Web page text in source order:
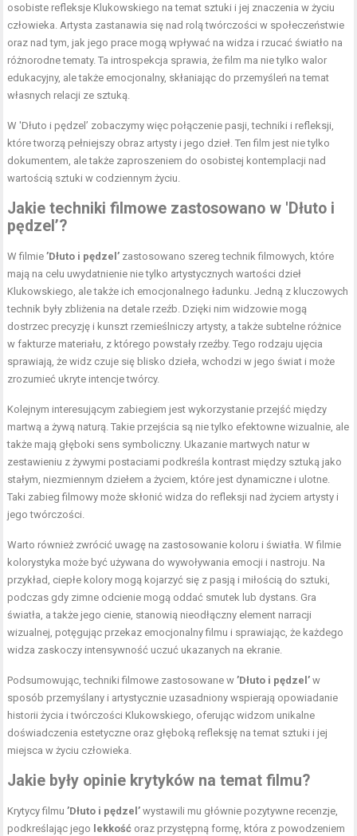
osobiste refleksje Klukowskiego na temat sztuki i jej znaczenia w życiu
człowieka. Artysta zastanawia się nad rolą twórczości w społeczeństwie
oraz nad tym, jak jego prace mogą wpływać na widza i rzucać światło na
różnorodne tematy. Ta introspekcja sprawia, że film ma nie tylko walor
edukacyjny, ale także emocjonalny, skłaniając do przemyśleń na temat
własnych relacji ze sztuką.
W 'Dłuto i pędzel’ zobaczymy więc połączenie pasji, techniki i refleksji,
które tworzą pełniejszy obraz artysty i jego dzieł. Ten film jest nie tylko
dokumentem, ale także zaproszeniem do osobistej kontemplacji nad
wartością sztuki w codziennym życiu.
Jakie techniki filmowe zastosowano w 'Dłuto i
pędzel’?
W filmie’Dłuto i pędzel’ zastosowano szereg technik filmowych, które
mają na celu uwydatnienie nie tylko artystycznych wartości dzieł
Klukowskiego, ale także ich emocjonalnego ładunku. Jedną z kluczowych
technik były zbliżenia na detale rzeźb. Dzięki nim widzowie mogą
dostrzec precyzję i kunszt rzemieślniczy artysty, a także subtelne różnice
w fakturze materiału, z którego powstały rzeźby. Tego rodzaju ujęcia
sprawiają, że widz czuje się blisko dzieła, wchodzi w jego świat i może
zrozumieć ukryte intencje twórcy.
Kolejnym interesującym zabiegiem jest wykorzystanie przejść między
martwą a żywą naturą. Takie przejścia są nie tylko efektowne wizualnie, ale
także mają głęboki sens symboliczny. Ukazanie martwych natur w
zestawieniu z żywymi postaciami podkreśla kontrast między sztuką jako
stałym, niezmiennym dziełem a życiem, które jest dynamiczne i ulotne.
Taki zabieg filmowy może skłonić widza do refleksji nad życiem artysty i
jego twórczości.
Warto również zwrócić uwagę na zastosowanie koloru i światła. W filmie
kolorystyka może być używana do wywoływania emocji i nastroju. Na
przykład, ciepłe kolory mogą kojarzyć się z pasją i miłością do sztuki,
podczas gdy zimne odcienie mogą oddać smutek lub dystans. Gra
światła, a także jego cienie, stanowią nieodłączny element narracji
wizualnej, potęgując przekaz emocjonalny filmu i sprawiając, że każdego
widza zaskoczy intensywność uczuć ukazanych na ekranie.
Podsumowując, techniki filmowe zastosowane w’Dłuto i pędzel’ w
sposób przemyślany i artystycznie uzasadniony wspierają opowiadanie
historii życia i twórczości Klukowskiego, oferując widzom unikalne
doświadczenia estetyczne oraz głęboką refleksję na temat sztuki i jej
miejsca w życiu człowieka.
Jakie były opinie krytyków na temat filmu?
Krytycy filmu’Dłuto i pędzel’ wystawili mu głównie pozytywne recenzje,
podkreślając jego lekkość oraz przystępną formę, która z powodzeniem